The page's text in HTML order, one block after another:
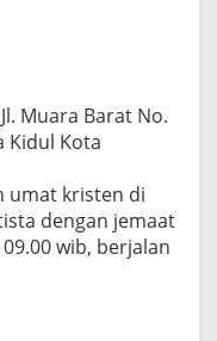
Muara Barat No.
Kidul Kota
umat kristen di
dengan jemaat
wib, berjalan